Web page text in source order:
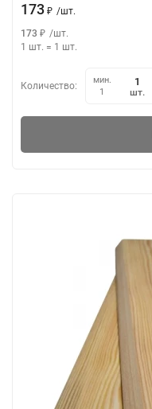
173 ₽ /шт.
173 ₽ /шт.
1 шт. = 1 шт.
Количество:
мин.
1
шт.